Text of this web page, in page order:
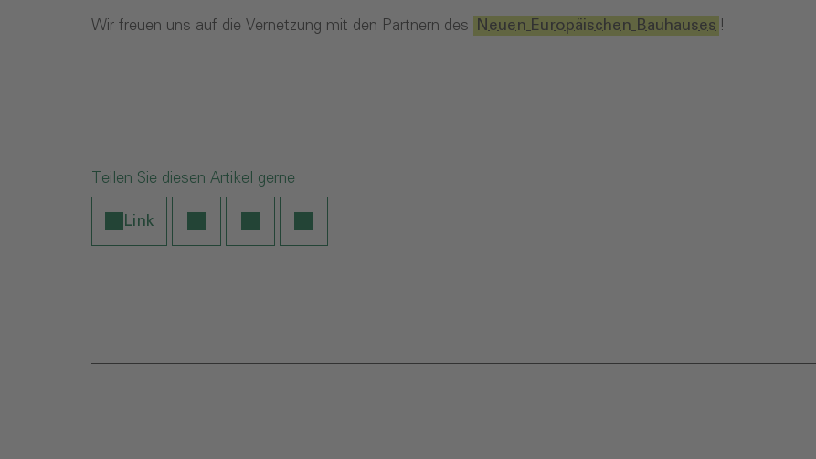
Wir freuen uns auf die Vernetzung mit den Partnern des Neuen Europäischen Bauhauses !
Teilen Sie diesen Artikel gerne
Link